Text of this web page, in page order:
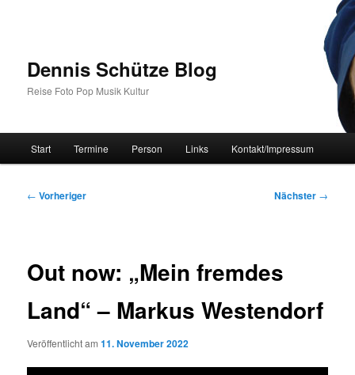
Dennis Schütze Blog
Reise Foto Pop Musik Kultur
Start Termine Person Links Kontakt/Impressum
Beitragsnavigation
← Vorheriger Nächster →
Out now: „Mein fremdes
Land“ – Markus Westendorf
Veröffentlicht am11. November 2022